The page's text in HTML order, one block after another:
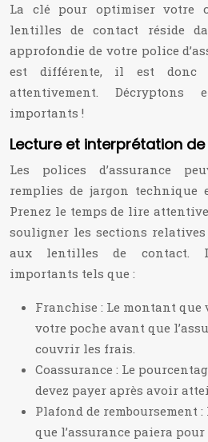
La clé pour optimiser votre
lentilles de contact réside
approfondie de votre police
est différente, il est donc
attentivement. Décryptons
importants !
Lecture et interprétation
Les polices d’assurance
remplies de jargon technique
Prenez le temps de lire
souligner les sections
aux lentilles de contact.
importants tels que :
Franchise : Le montant que
votre poche avant que
couvrir les frais.
Coassurance : Le
devez payer après avoir
Plafond de remboursement
que l’assurance paiera